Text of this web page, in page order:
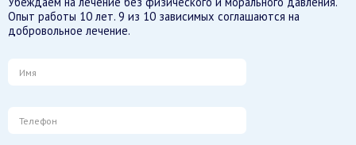
Опыт работы 10 лет. 9 из 10 зависимых соглашаются на
добровольное лечение.